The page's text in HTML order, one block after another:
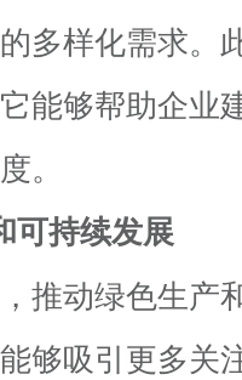
多样化需求。
能够帮助企业
。
可持续发展
推动绿色生产
够吸引更多关